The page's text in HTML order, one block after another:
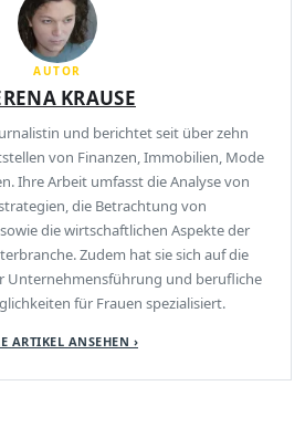
AUTOR
KRAUSE
und berichtet seit über zehn
von Finanzen, Immobilien, Mode
Ihre Arbeit umfasst die Analyse von
die Betrachtung von
die wirtschaftlichen Aspekte der
Zudem hat sie sich auf die
Unternehmensführung und berufliche
für Frauen spezialisiert.
ARTIKEL ANSEHEN ›